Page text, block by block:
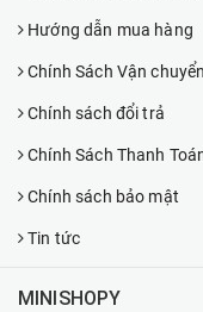
Hướng dẫn mua hàng
Chính Sách Vận chuyển
Chính sách đổi trả
Chính Sách Thanh
Chính sách bảo mật
Tin tức
MINISHOPY